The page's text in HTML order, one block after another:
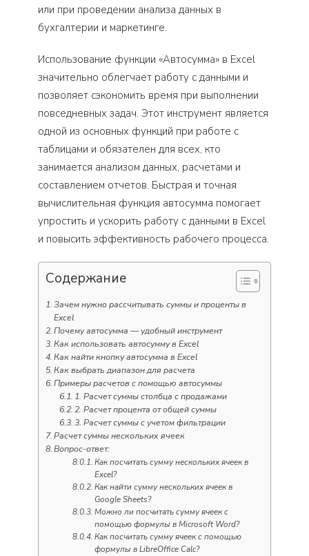
или при проведении анализа данных в
бухгалтерии и маркетинге.
Использование функции «Автосумма» в Excel
значительно облегчает работу с данными и
позволяет сэкономить время при выполнении
повседневных задач. Этот инструмент является
одной из основных функций при работе с
таблицами и обязателен для всех, кто
занимается анализом данных, расчетами и
составлением отчетов. Быстрая и точная
вычислительная функция автосумма помогает
упростить и ускорить работу с данными в Excel
и повысить эффективность рабочего процесса.
Содержание
Зачем нужно рассчитывать суммы и проценты в
Excel
Почему автосумма — удобный инструмент
Как использовать автосумму в Excel
Как найти кнопку автосумма в Excel
Как выбрать диапазон для расчета
Примеры расчетов с помощью автосуммы
1. Расчет суммы столбца с продажами
2. Расчет процента от общей суммы
3. Расчет суммы с учетом фильтрации
Расчет суммы нескольких ячеек
Вопрос-ответ:
Как посчитать сумму нескольких ячеек в
Excel?
Как найти сумму нескольких ячеек в
Google Sheets?
Можно ли посчитать сумму ячеек с
помощью формулы в Microsoft Word?
Как посчитать сумму ячеек с помощью
формулы в LibreOffice Calc?